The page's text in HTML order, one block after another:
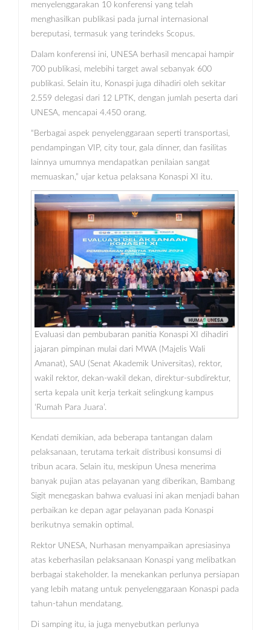
menyelenggarakan 10 konferensi yang telah
menghasilkan publikasi pada jurnal internasional
bereputasi, termasuk yang terindeks Scopus.
Dalam konferensi ini, UNESA berhasil mencapai hampir
700 publikasi, melebihi target awal sebanyak 600
publikasi. Selain itu, Konaspi juga dihadiri oleh sekitar
2.559 delegasi dari 12 LPTK, dengan jumlah peserta dari
UNESA, mencapai 4.450 orang.
“Berbagai aspek penyelenggaraan seperti transportasi,
pendampingan VIP, city tour, gala dinner, dan fasilitas
lainnya umumnya mendapatkan penilaian sangat
memuaskan,” ujar ketua pelaksana Konaspi XI itu.
Evaluasi dan pembubaran panitia Konaspi XI dihadiri
jajaran pimpinan mulai dari MWA (Majelis Wali
Amanat), SAU (Senat Akademik Universitas), rektor,
wakil rektor, dekan-wakil dekan, direktur-subdirektur,
serta kepala unit kerja terkait selingkung kampus
‘Rumah Para Juara’.
Kendati demikian, ada beberapa tantangan dalam
pelaksanaan, terutama terkait distribusi konsumsi di
tribun acara. Selain itu, meskipun Unesa menerima
banyak pujian atas pelayanan yang diberikan, Bambang
Sigit menegaskan bahwa evaluasi ini akan menjadi bahan
perbaikan ke depan agar pelayanan pada Konaspi
berikutnya semakin optimal.
Rektor UNESA, Nurhasan menyampaikan apresiasinya
atas keberhasilan pelaksanaan Konaspi yang melibatkan
berbagai stakeholder. Ia menekankan perlunya persiapan
yang lebih matang untuk penyelenggaraan Konaspi pada
tahun-tahun mendatang.
Di samping itu, ia juga menyebutkan perlunya